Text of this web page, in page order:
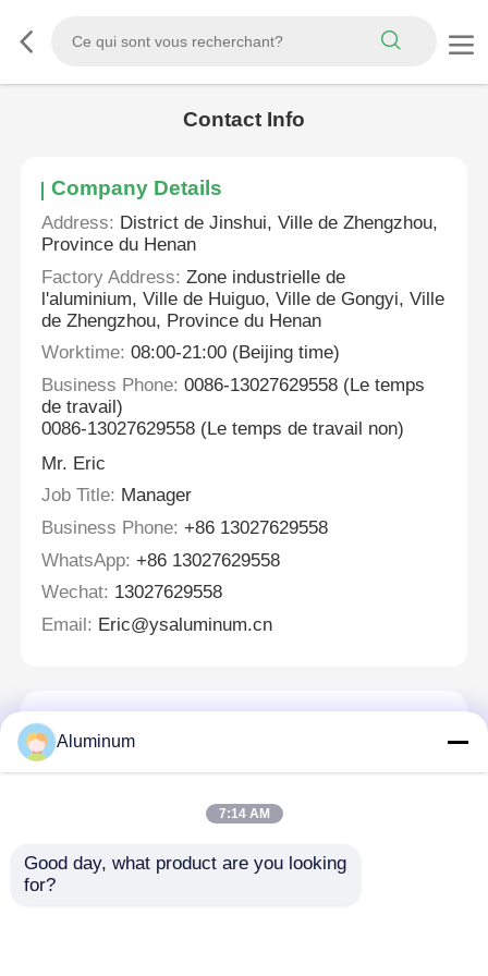
Contact Info
Company Details
Address: District de Jinshui, Ville de Zhengzhou,
Province du Henan
Factory Address: Zone industrielle de
l'aluminium, Ville de Huiguo, Ville de Gongyi, Ville
de Zhengzhou, Province du Henan
Worktime: 08:00-21:00 (Beijing time)
Business Phone: 0086-13027629558 (Le temps
de travail)
0086-13027629558 (Le temps de travail non)
Mr. Eric
Job Title: Manager
Business Phone: +86 13027629558
WhatsApp: +86 13027629558
Wechat: 13027629558
Email: Eric@ysaluminum.cn
Aluminum
7:14 AM
Good day, what product are you looking
for?